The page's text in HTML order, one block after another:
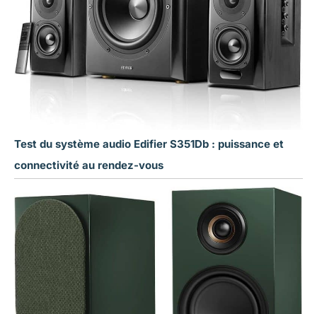
Test du système audio Edifier S351Db : puissance et
connectivité au rendez-vous